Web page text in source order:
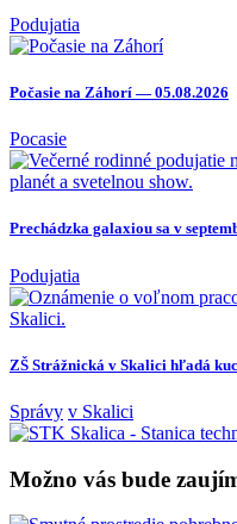
Podujatia
Počasie na Záhorí — 05.08.2026
Pocasie
Prechádzka galaxiou sa v
Podujatia
ZŠ Strážnická v Skalici hľadá
Správy v Skalici
Možno vás bude